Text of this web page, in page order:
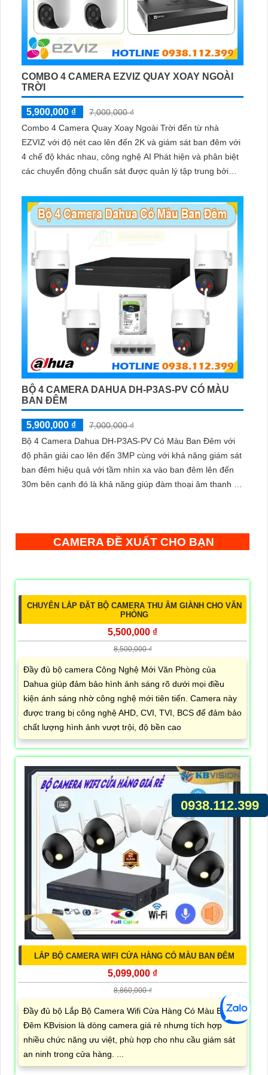
COMBO 4 CAMERA EZVIZ QUAY XOAY NGOÀI
TRỜI
5,900,000 ₫
7,000,000 ₫
Combo 4 Camera Quay Xoay Ngoài Trời đến từ nhà
EZVIZ với độ nét cao lên đến 2K và giám sát ban đêm với
4 chế độ khác nhau, công nghệ AI Phát hiện và phân biệt
các chuyển động chuẩn sát được quản lý tập trung bởi
BỘ 4 CAMERA DAHUA DH-P3AS-PV CÓ MÀU
BAN ĐÊM
5,900,000 ₫
7,000,000 ₫
Bộ 4 Camera Dahua DH-P3AS-PV Có Màu Ban Đêm với
độ phân giải cao lên đến 3MP cùng với khả năng giám sát
ban đêm hiệu quả với tầm nhìn xa vào ban đêm lên đến
30m bên cạnh đó là khả năng giúp đàm thoại âm thanh 2
CAMERA ĐỀ XUẤT CHO BẠN
PHÒNG
5,500,000 ₫
8,500,000 ₫
Đầy đủ bộ camera Công Nghệ Mới Văn Phòng của
Dahua giúp đảm bảo hình ảnh sáng rõ dưới mọi điều
kiện ánh sáng nhờ công nghệ mới tiên tiến. Camera này
được trang bị công nghệ AHD, CVI, TVI, BCS để đảm bảo
chất lượng hình ảnh vượt trội, độ bền cao
0938.112.399